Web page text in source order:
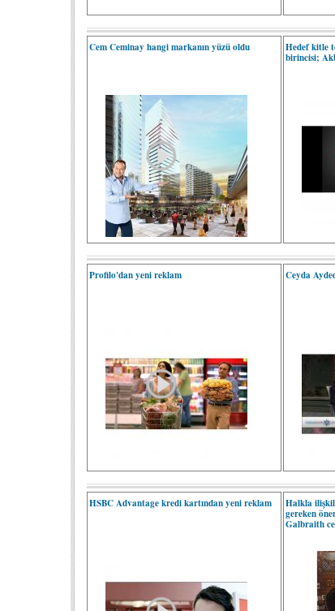
Cem Ceminay hangi markanın yüzü oldu
Hedef kitle
birincisi;
Profilo'dan yeni reklam Ceyda
HSBC Advantage kredi kartından yeni reklam
Halkla
gereken
Galbraith